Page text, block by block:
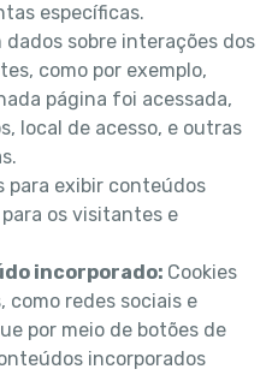
específicas.
dados sobre interações dos
como por exemplo,
página foi acessada,
local de acesso, e outras
para exibir conteúdos
os visitantes e
incorporado: Cookies
como redes sociais e
por meio de botões de
incorporados